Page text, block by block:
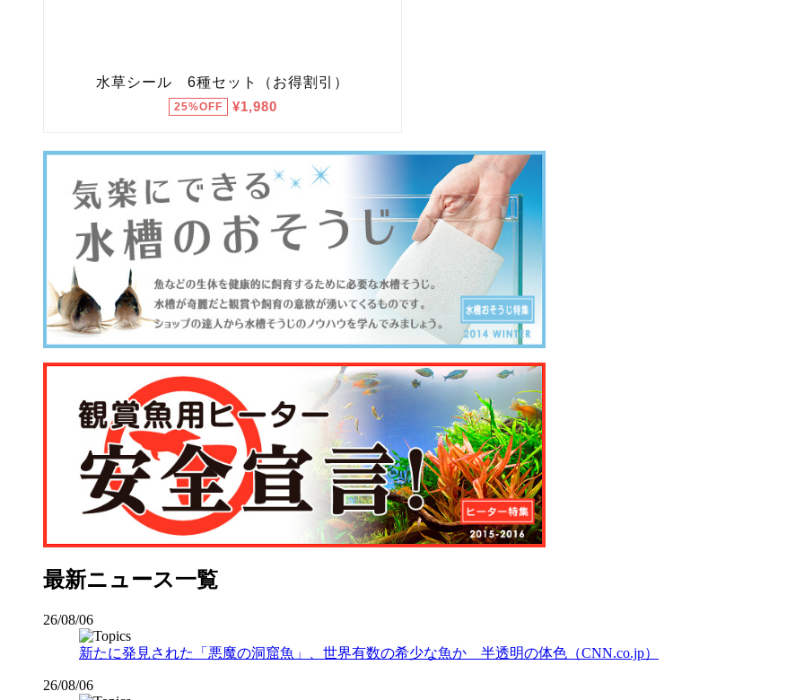
最新ニュース一覧
26/08/06
新たに発見された「悪魔の洞窟魚」、世界有数の希少な魚か 半透明の体色（CNN.co.jp）
26/08/06